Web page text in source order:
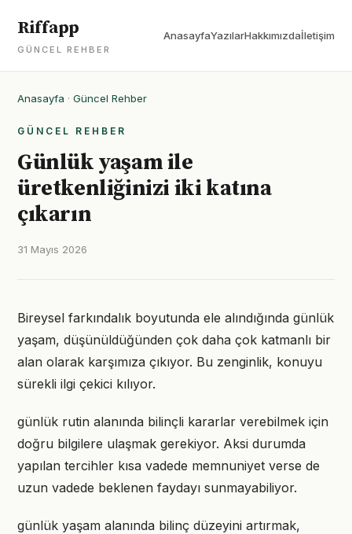
Riffapp
GÜNCEL REHBER
AnasayfaYazılarHakkımızdaİletişim
Anasayfa · Güncel Rehber
GÜNCEL REHBER
Günlük yaşam ile
üretkenliğinizi iki katına
çıkarın
31 Mayıs 2026
Bireysel farkındalık boyutunda ele alındığında günlük
yaşam, düşünüldüğünden çok daha çok katmanlı bir
alan olarak karşımıza çıkıyor. Bu zenginlik, konuyu
sürekli ilgi çekici kılıyor.
günlük rutin alanında bilinçli kararlar verebilmek için
doğru bilgilere ulaşmak gerekiyor. Aksi durumda
yapılan tercihler kısa vadede memnuniyet verse de
uzun vadede beklenen faydayı sunmayabiliyor.
günlük yaşam alanında bilinç düzeyini artırmak,